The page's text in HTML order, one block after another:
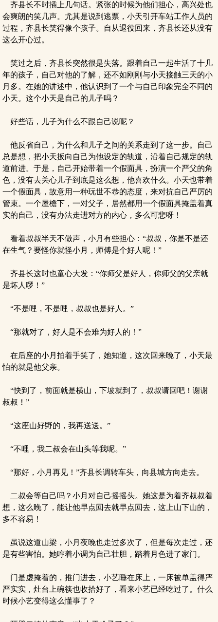
齐县长不时插上几句话。紧张的时候为他们担心，高兴处也
会爽朗的笑几声。尤其是说到逃票，小天引开车站工作人员的
过程，齐县长笑得像个孩子。自从退役回来，齐县长还从没有
这么开心过。
笑过之后，齐县长突然很是失落。跟着自己一起生活了十几
年的孩子，自己对他的了解，还不如刚刚与小天接触三天的小
月多。在她的讲述中，他认识到了一个与自己印象完全不同的
小天。这个小天是自己的儿子吗？
好些话，儿子为什么不跟自己说呢？
他反省自己，为什么和儿子之间的关系走到了这一步。自己
总是想，把小天扳向自己为他设定的轨道，沿着自己规定的轨
道前进。于是，自己开始带着一个假面具，扮演一个严父的角
色，没有去关心儿子到底是这么想，他喜欢什么。小天也带着
一个假面具，故意用一种玩世不恭的态度，来对抗自己严厉的
管束。一个屋檐下，一对父子，居然都用一个假面具掩盖着真
实的自己，没有办法走进对方的内心，多么可悲呀！
看着叔叔半天不做声，小月有些担心：“叔叔，你是不是还
在生气？要怪你就怪小月，师傅是个好人呢！”
齐县长这时也童心大发：“你师父是好人，你师父的父亲就
是坏人啰！”
“不是哩，不是哩，叔叔也是好人。”
“那就对了，好人是不会难为好人的！”
在后座的小月拍着手笑了，她知道，这次回来晚了，小天最
怕的就是他父亲。
“快到了，前面就是横山，下坡就到了，叔叔请回吧！谢谢
叔叔！”
“这座山好野的，我再送送。”
“不哩，我二叔会在山头等我呢。”
“那好，小月再见！”齐县长调转车头，向县城方向走去。
二叔会等自己吗？小月对自己摇摇头。她这是为着齐叔叔着
想，这么晚了，能让他早点回去就早点回去，这上山下山的，
多不容易！
虽说这道山梁，小月夜晚也走过多次了，但是每次走过，还
是有些害怕。她哼着小调为自己壮胆，踏着月色进了家门。
门是虚掩着的，推门进去，小艺睡在床上，一床被单盖得严
严实实，灶台上碗筷也收拾好了，看来小艺已经吃过了。什么
时候小艺变得这么懂事了？